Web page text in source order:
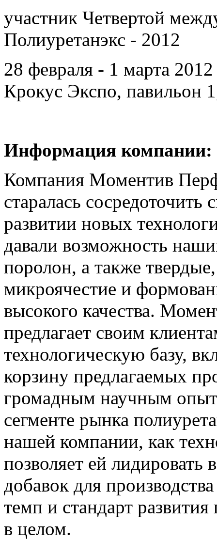
участник Четвертой
Полиуретанэкс - 2012
28 февраля - 1 марта
Крокус Экспо, павильон
Информация компании:
Компания Moментив
старалась сосредоточить
развитии новых
давали возможность
поролон, а также
микроячестие и
высокого качества.
предлагает своим
технологическую базу,
корзину предлагаемых
громадным научным
сегменте рынка
нашей компании, как
позволяет ей лидировать
добавок для
темп и стандарт
в целом.